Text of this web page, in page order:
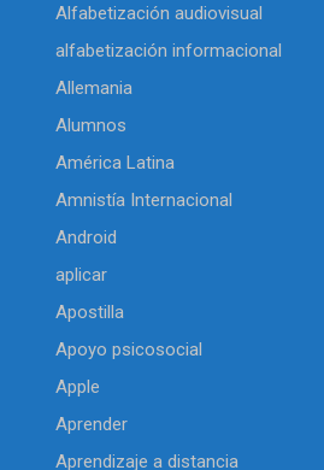
Alfabetización audiovisual
alfabetización informacional
Allemania
Alumnos
América Latina
Amnistía Internacional
Android
aplicar
Apostilla
Apoyo psicosocial
Apple
Aprender
Aprendizaje a distancia